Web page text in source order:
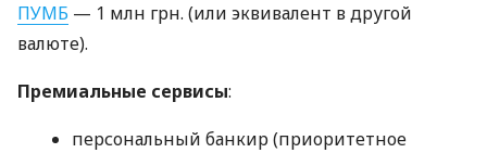
ПУМБ — 1 млн грн. (или эквивалент в другой
валюте).
Премиальные сервисы:
персональный банкир (приоритетное